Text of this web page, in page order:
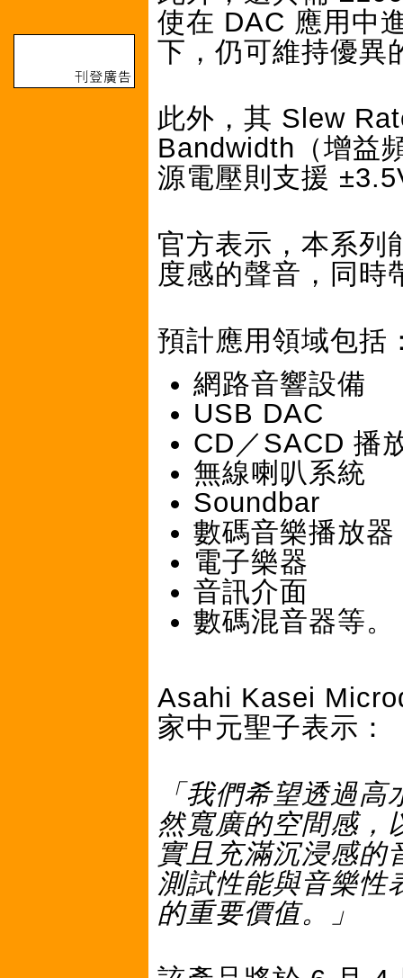
使在 DAC 應用中
下，仍可維持優異
此外，其 Slew
Bandwidth（增益
源電壓則支援
官方表示，本系列
度感的聲音，同時
預計應用領域包括
網路音響設備
USB DAC
CD／SACD 播
無線喇叭系統
Soundbar
數碼音樂播放
電子樂器
音訊介面
數碼混音器等。
Asahi Kasei
家中元聖子表示：
「我們希望透過
然寬廣的空間感，
實且充滿沉浸感的
測試性能與音樂性
的重要價值。」